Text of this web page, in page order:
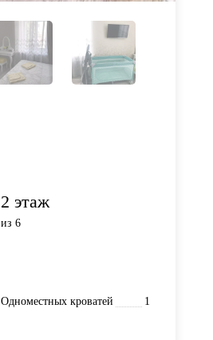
2 этаж
из 6
Одноместных кроватей
1